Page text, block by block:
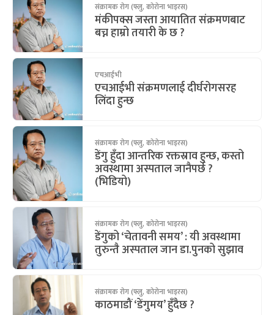
संक्रामक रोग (फ्लु, कोरोना भाइरस)
मंकीपक्स जस्ता आयातित संक्रमणबाट
बच्न हाम्रो तयारी के छ ?
एचआईभी
एचआईभी संक्रमणलाई दीर्घरोगसरह
लिंदा हुन्छ
संक्रामक रोग (फ्लु, कोरोना भाइरस)
डेंगु हुँदा आन्तरिक रक्तस्राव हुन्छ, कस्तो
अवस्थामा अस्पताल जानैपर्छ ?
(भिडियो)
संक्रामक रोग (फ्लु, कोरोना भाइरस)
डेंगुको ‘चेतावनी समय’ : यी अवस्थामा
तुरुन्तै अस्पताल जान डा.पुनको सुझाव
संक्रामक रोग (फ्लु, कोरोना भाइरस)
काठमाडौं ‘डेंगुमय’ हुँदैछ ?